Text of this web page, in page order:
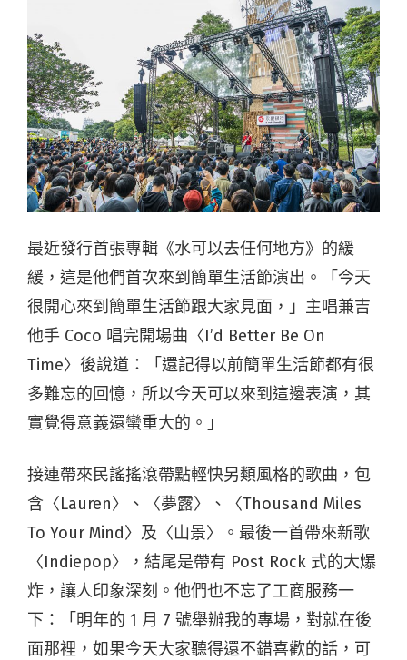
最近發行首張專輯《水可以去任何地方》的緩
緩，這是他們首次來到簡單生活節演出。「今天
很開心來到簡單生活節跟大家見面，」主唱兼吉
他手 Coco 唱完開場曲〈I’d Better Be On
Time〉後說道：「還記得以前簡單生活節都有很
多難忘的回憶，所以今天可以來到這邊表演，其
實覺得意義還蠻重大的。」
接連帶來民謠搖滾帶點輕快另類風格的歌曲，包
含〈Lauren〉、​〈夢露〉、〈Thousand Miles
To Your Mind​〉及〈山景〉。最後一首帶來新歌
〈Indiepop〉​，結尾是帶有 Post Rock 式的大爆
炸，讓人印象深刻。他們也不忘了工商服務一
下：「明年的 1 月 7 號舉辦我的專場，對就在後
面那裡，如果今天大家聽得還不錯喜歡的話，可